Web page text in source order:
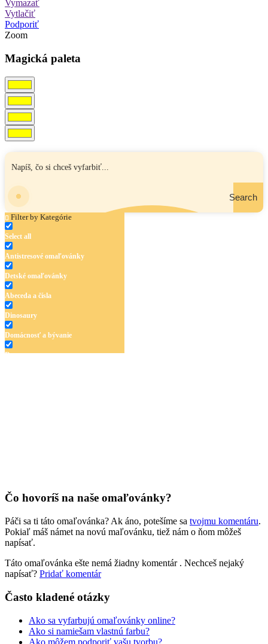
Vymazať
Vytlačiť
Podporiť
Zoom
Magická paleta
Search
Filter by Kategórie
Select all
Antistresové omaľovánky
Detské omaľovánky
Abeceda a čísla
Dinosaury
Domácnosť a bývanie
Doprava
Mandaly
Ovocie a zelenina
Šport
Valentín / láska
Zima a Vianoce
Čo hovoríš na naše omaľovánky?
Páči sa ti táto omaľovánka? Ak áno, potešíme sa tvojmu komentáru.
Pokiaľ máš námet na novú maľovánku, tiež nám o ňom môžeš
napísať.
Táto omaľovánka ešte nemá žiadny komentár . Nechceš nejaký
napísať? Pridať komentár
Často kladené otázky
Ako sa vyfarbujú omaľovánky online?
Ako si namiešam vlastnú farbu?
Ako môžem podporiť vašu tvorbu?